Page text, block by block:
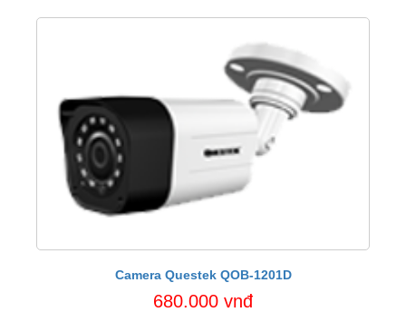
Camera Questek QOB-1201D
680.000 vnđ